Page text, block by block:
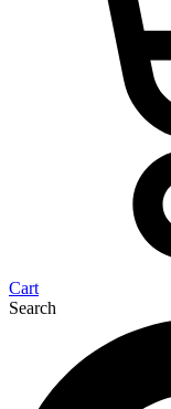
Cart
Search